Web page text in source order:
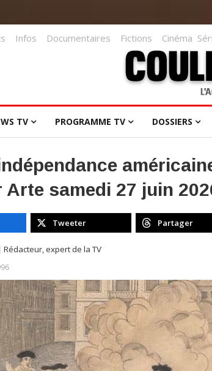
Infos Documentaires Fictions Cinéma
TV PROGRAMME TV DOSSIERS
Arte samedi 27 juin
Tweeter Partager
Rédacteur, expert de la TV